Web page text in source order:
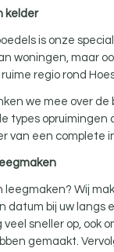
kelder
is onze
woningen, maar
regio rond
we mee over
types
van een complete
leegmaken? Wij
datum bij uw langs
veel sneller op, ook
gemaakt.